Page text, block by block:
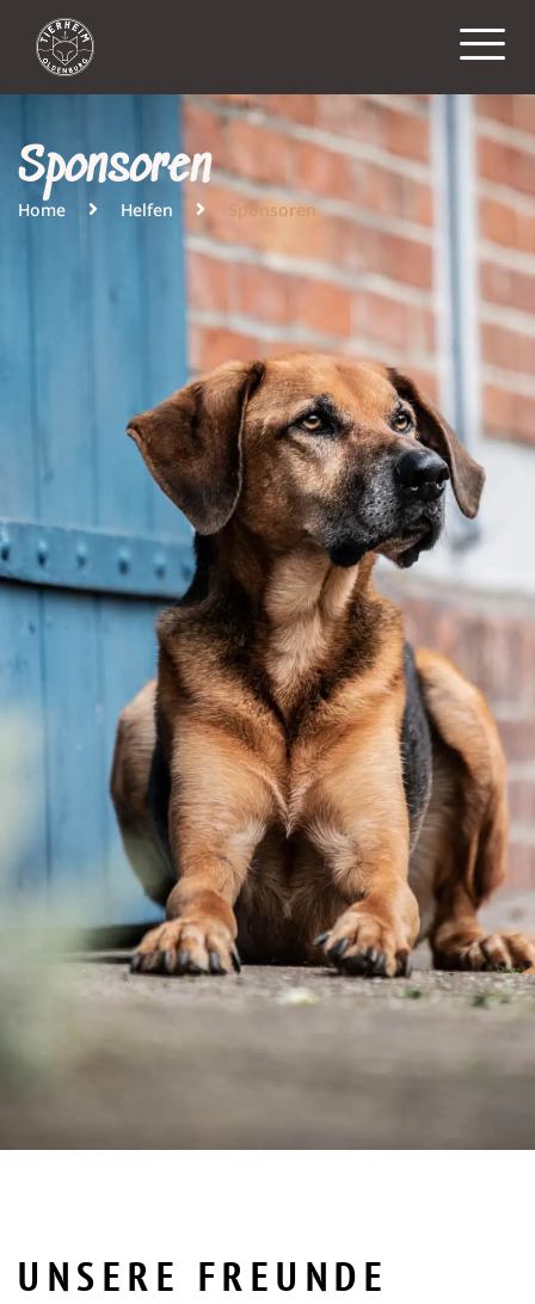
Sponsoren
Home Helfen Sponsoren
UNSERE FREUNDE